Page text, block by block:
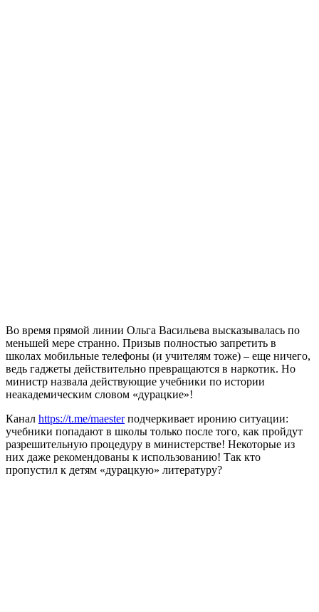
Во время прямой линии Ольга Васильева высказывалась по
меньшей мере странно. Призыв полностью запретить в
школах мобильные телефоны (и учителям тоже) – еще ничего,
ведь гаджеты действительно превращаются в наркотик. Но
министр назвала действующие учебники по истории
неакадемическим словом «дурацкие»!
Канал https://t.me/maesterподчеркивает иронию ситуации:
учебники попадают в школы только после того, как пройдут
разрешительную процедуру в министерстве! Некоторые из
них даже рекомендованы к использованию! Так кто
пропустил к детям «дурацкую» литературу?